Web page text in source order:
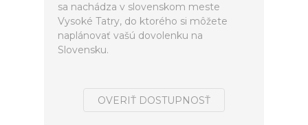
sa nachádza v slovenskom meste
Vysoké Tatry, do ktorého si môžete
naplánovať vašú dovolenku na
Slovensku.
OVERIŤ DOSTUPNOSŤ